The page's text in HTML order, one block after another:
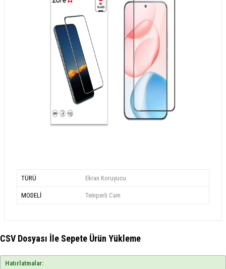
TÜRÜ Ekran Koruyucu
MODELİ Temperli Cam
CSV Dosyası İle Sepete Ürün Yükleme
Hatırlatmalar: